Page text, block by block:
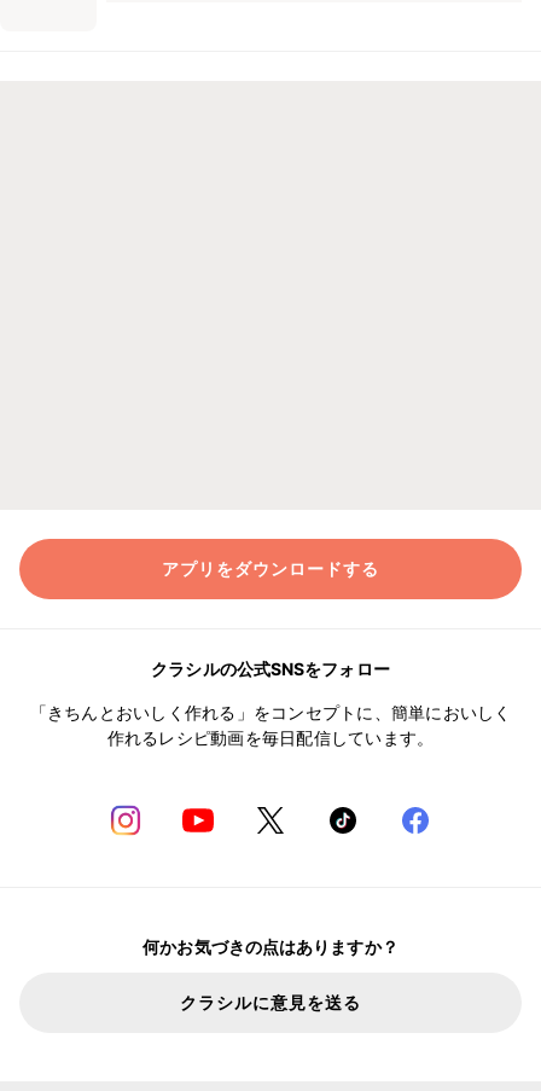
アプリをダウンロードする
クラシルの公式SNSをフォロー
「きちんとおいしく作れる」をコンセプトに、簡単においしく
作れるレシピ動画を毎日配信しています。
何かお気づきの点はありますか？
クラシルに意見を送る